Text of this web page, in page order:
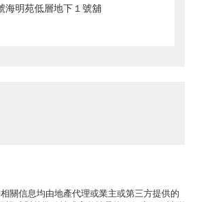
海明苑低層地下１號舖
關信息均由地產代理或業主或第三方提供的